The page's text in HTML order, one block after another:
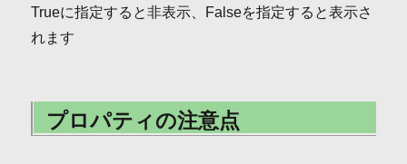
Trueに指定すると非表示、Falseを指定すると表示さ
れます
プロパティの注意点